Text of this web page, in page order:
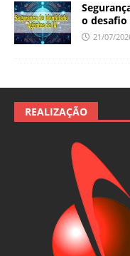
o desafio
21/07/
REALIZAÇÃO